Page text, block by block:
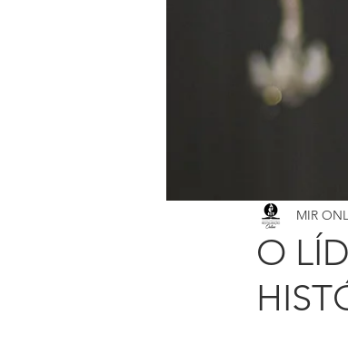
Congresso de Mulheres
O
MIR